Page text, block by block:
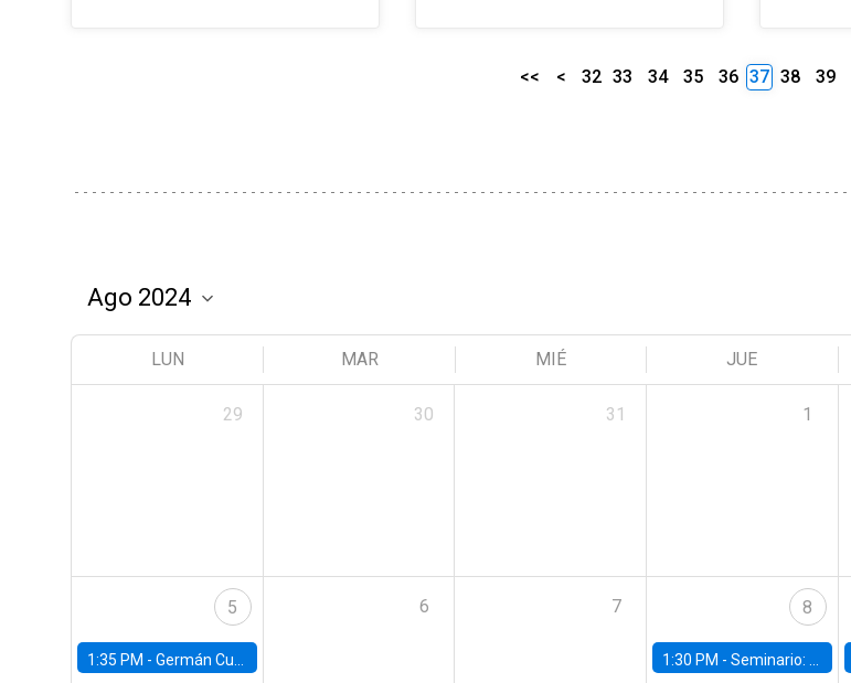
<< < 32 33 34 35 36 37 38 39
LUN MAR MIÉ JUE
29 30 31 1
5
1:35 PM - Germán Cubas, University of Houston
6 7 8
1:30 PM -Seminario: “Recuperando la humanidad para progresar en la era de la IA»